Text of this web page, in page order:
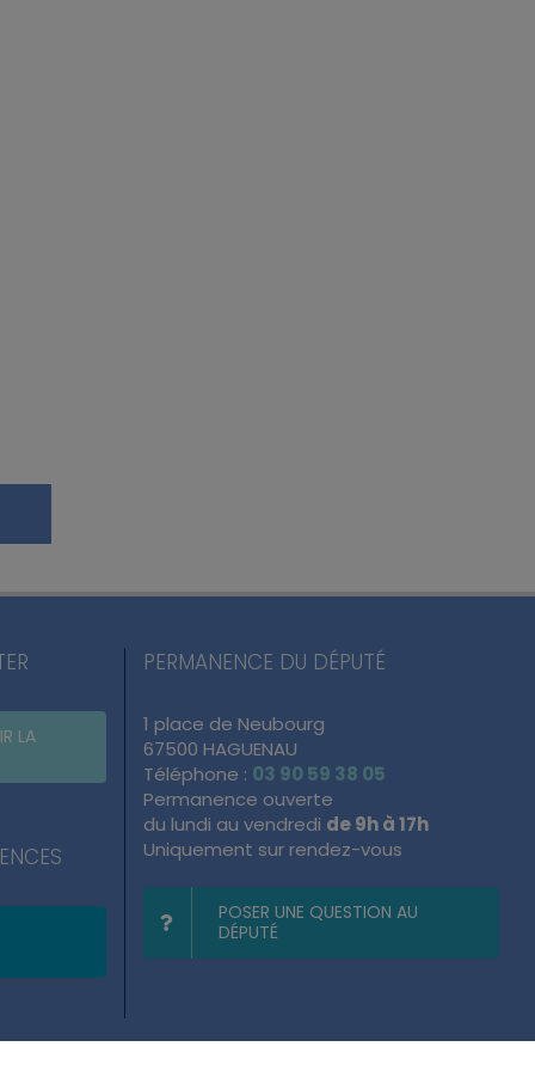
LA
PERMANENCE DU DÉPUTÉ
1 place de Neubourg
67500 HAGUENAU
Téléphone : 03 90 59 38 05
Permanence ouverte
du lundi au vendredi de 9h à 17h
Uniquement sur rendez-vous
POSER UNE QUESTION AU
DÉPUTÉ